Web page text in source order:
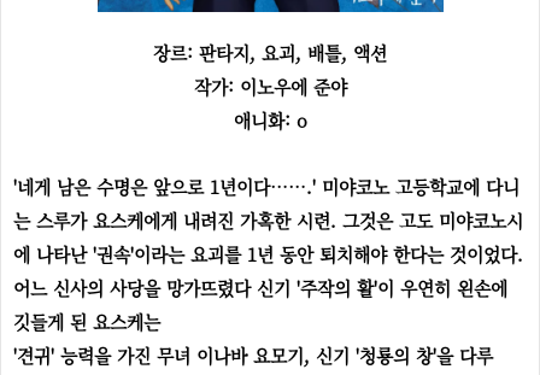
장르: 판타지, 요괴, 배틀, 액션
작가: 이노우에 준야
애니화: o
'네게 남은 수명은 앞으로 1년이다…….' 미야코노 고등학교에 다니
는 스루가 요스케에게 내려진 가혹한 시련. 그것은 고도 미야코노시
에 나타난 '권속'이라는 요괴를 1년 동안 퇴치해야 한다는 것이었다.
어느 신사의 사당을 망가뜨렸다 신기 '주작의 활'이 우연히 왼손에
깃들게 된 요스케는
'견귀' 능력을 가진 무녀 이나바 요모기, 신기 '청룡의 창'을 다루